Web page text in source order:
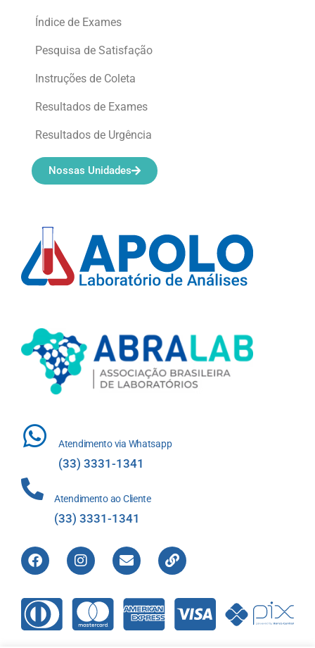
Atendimento via Whatsapp
(33) 3331-1341
Atendimento ao Cliente
(33) 3331-1341
Índice de Exames
Pesquisa de Satisfação
Instruções de Coleta
Resultados de Exames
Resultados de Urgência
Nossas Unidades